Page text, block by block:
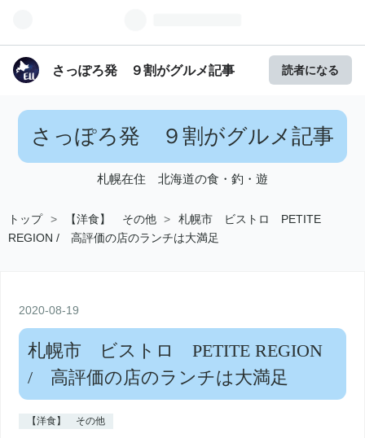
さっぽろ発 ９割がグルメ記事 読者になる
さっぽろ発 ９割がグルメ記事
札幌在住 北海道の食・釣・遊
トップ > 【洋食】 その他 >
札幌市 ビストロ PETITE
REGION / 高評価の店のランチは大満足
2020-08-19
札幌市 ビストロ PETITE REGION
/ 高評価の店のランチは大満足
【洋食】 その他